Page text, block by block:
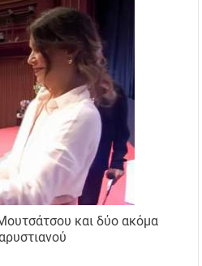
και δύο ακόμα